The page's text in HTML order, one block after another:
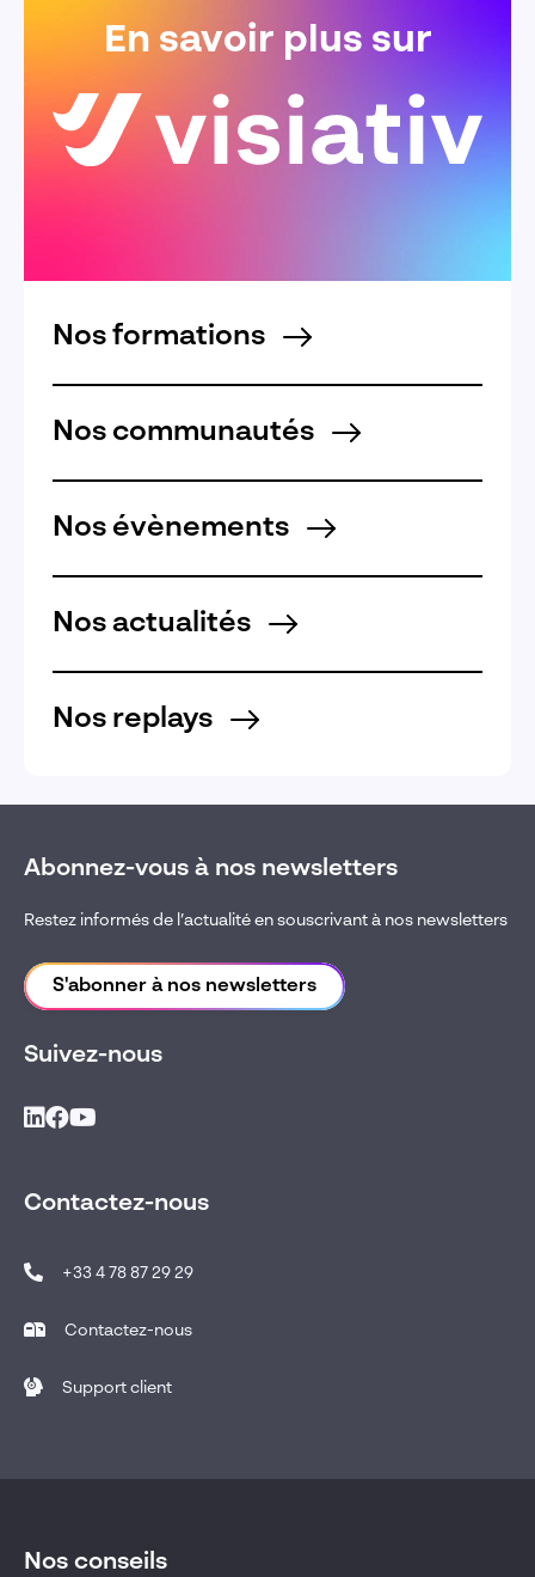
En savoir plus sur
Nos formations
Nos communautés
Nos évènements
Nos actualités
Nos replays
Abonnez-vous à nos newsletters
Restez informés de l’actualité en souscrivant à nos newsletters
S'abonner à nos newsletters
Suivez-nous
Contactez-nous
+33 4 78 87 29 29
Contactez-nous
Support client
Nos conseils